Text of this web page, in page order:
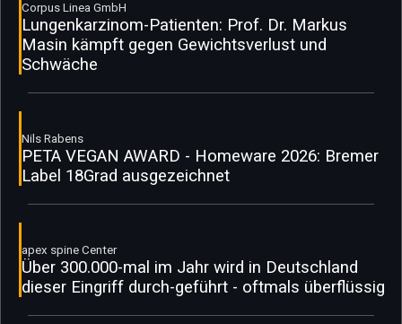
Corpus Linea GmbH
Lungenkarzinom-Patienten: Prof. Dr. Markus
Masin kämpft gegen Gewichtsverlust und
Schwäche
Nils Rabens
PETA VEGAN AWARD - Homeware 2026: Bremer
Label 18Grad ausgezeichnet
apex spine Center
Über 300.000-mal im Jahr wird in Deutschland
dieser Eingriff durch-geführt - oftmals überflüssig